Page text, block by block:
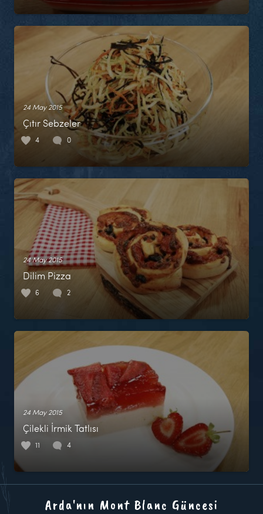
24 May 2015
Çıtır Sebzeler
4 0
24 May 2015
Dilim Pizza
6 2
24 May 2015
Çilekli İrmik Tatlısı
11 4
Arda'nın Mont Blanc Güncesi